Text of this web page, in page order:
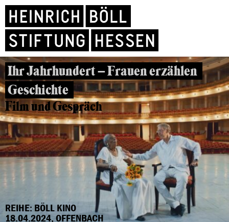
Ihr Jahrhundert – Frauen erzählen
Geschichte
Film und Gespräch
REIHE: BÖLL KINO
18.04.2024, OFFENBACH